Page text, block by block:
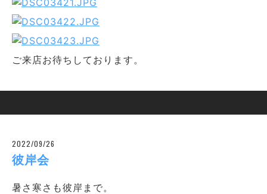
ご来店お待ちしております。
2022/09/26
彼岸会
暑さ寒さも彼岸まで。